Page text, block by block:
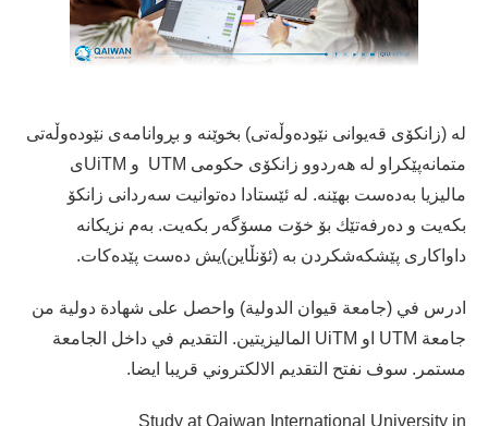
لە (زانكۆی قەیوانی نێودەوڵەتی) بخوێنە و بڕوانامەی نێودەوڵەتی
متمانەپێكراو لە هەردوو زانكۆی حكومی UTM و UiTMی
مالیزیا بەدەست بهێنە. لە ئێستادا دەتوانیت سەردانی زانكۆ
بكەیت و دەرفەتێك بۆ خۆت مسۆگەر بكەیت. بەم نزیكانە
داواكاری پێشكەشكردن بە (ئۆنڵاین)یش دەست پێدەكات.
ادرس في (جامعة قيوان الدولية) واحصل على شهادة دولية من
جامعة UTM او UiTM الماليزيتين. التقديم في داخل الجامعة
مستمر. سوف نفتح التقديم الالكتروني قريبا ايضا.
Study at Qaiwan International University in